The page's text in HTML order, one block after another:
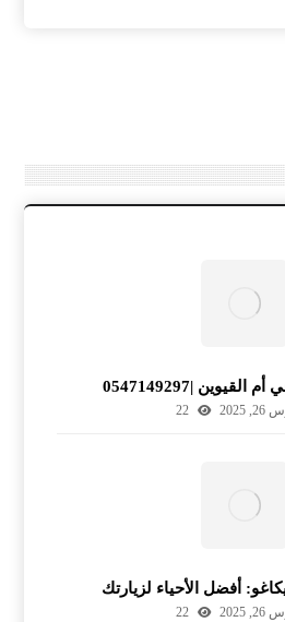
|0547149297
2025
22
أفضل الأحياء لزيارتك
2025
22